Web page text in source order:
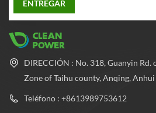
DIRECCIÓN : No. 318, Guanyin
Zone of Taihu county, Anqing,
Teléfono : +8613989753612